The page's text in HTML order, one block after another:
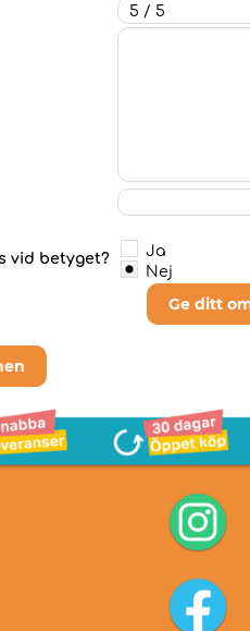
vid betyget?
Ja
Nej
Ge ditt